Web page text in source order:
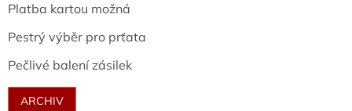
Platba kartou možná
Pestrý výběr pro prťata
Pečlivé balení zásilek
ARCHIV